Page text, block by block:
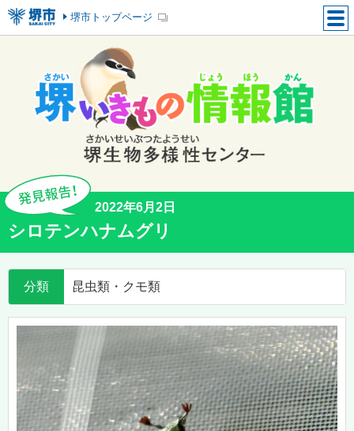
堺市トップページ
2022年6月2日
シロテンハナムグリ
分類 昆虫類・クモ類